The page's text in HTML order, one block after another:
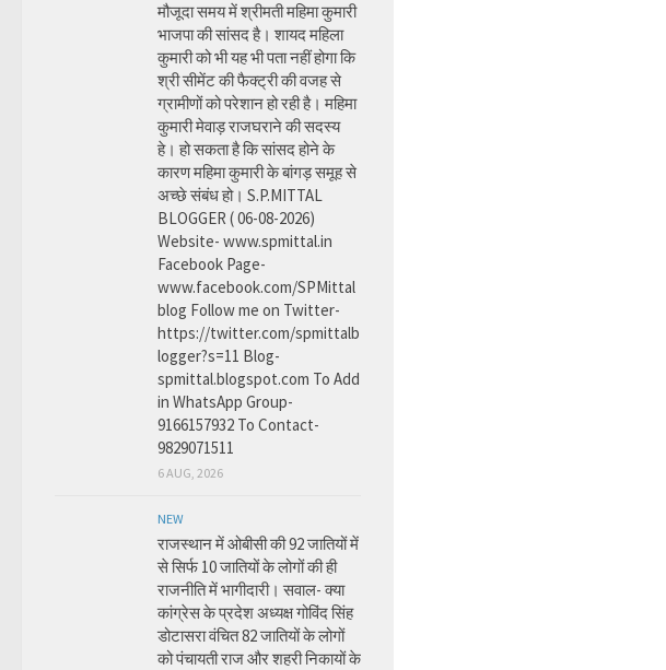
मौजूदा समय में श्रीमती महिमा कुमारी
भाजपा की सांसद है। शायद महिला
कुमारी को भी यह भी पता नहीं होगा कि
श्री सीमेंट की फैक्ट्री की वजह से
ग्रामीणों को परेशान हो रही है। महिमा
कुमारी मेवाड़ राजघराने की सदस्य
हे। हो सकता है कि सांसद होने के
कारण महिमा कुमारी के बांगड़ समूह से
अच्छे संबंध हो। S.P.MITTAL
BLOGGER ( 06-08-2026)
Website- www.spmittal.in
Facebook Page-
www.facebook.com/SPMittal
blog Follow me on Twitter-
https://twitter.com/spmittalb
logger?s=11 Blog-
spmittal.blogspot.com To Add
in WhatsApp Group-
9166157932 To Contact-
9829071511
6 AUG, 2026
NEW
राजस्थान में ओबीसी की 92 जातियों में
से सिर्फ 10 जातियों के लोगों की ही
राजनीति में भागीदारी। सवाल- क्या
कांग्रेस के प्रदेश अध्यक्ष गोविंद सिंह
डोटासरा वंचित 82 जातियों के लोगों
को पंचायती राज और शहरी निकायों के